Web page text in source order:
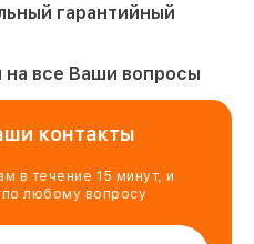
гарантийный
на все Ваши вопросы
контакты
в течение 15 минут, и
по любому вопросу